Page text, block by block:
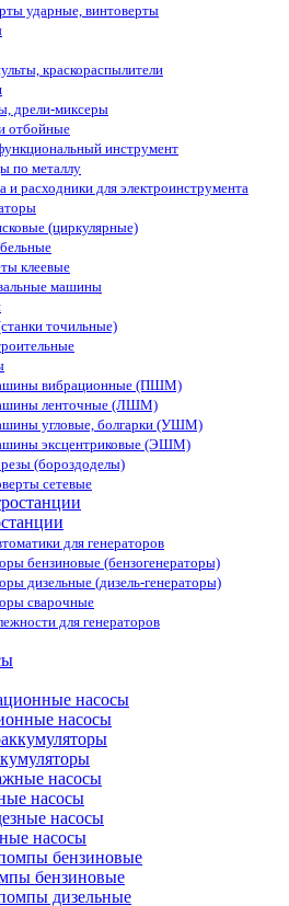
ударные, винтоверты
краскораспылители
дрели-миксеры
отбойные
инструмент
по металлу
и расходники для электроинструмента
(циркулярные)
клеевые
машины
точильные)
вибрационные (ПШМ)
ленточные (ЛШМ)
угловые, болгарки (УШМ)
эксцентриковые (ЭШМ)
(бороздоделы)
сетевые
для генераторов
бензиновые (бензогенераторы)
дизельные (дизель-генераторы)
сварочные
для генераторов
насосы
насосы
насосы
бензиновые